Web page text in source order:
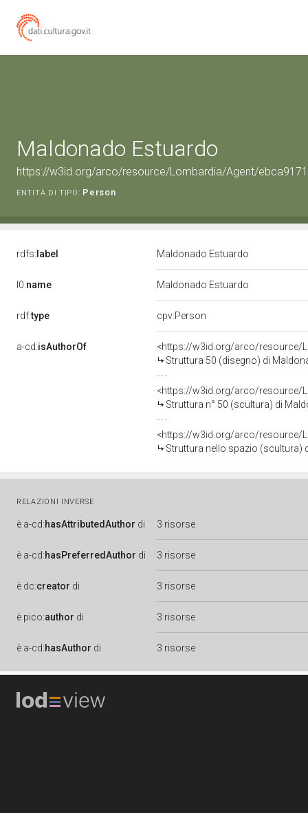
Maldonado Estuardo
https://w3id.org/arco/resource/Lombardia/Agent/
ENTITÀ DI TIPO: Person
rdfs: label Maldonado Estuardo
l0:name Maldonado Estuardo
rdf:type cpv:Person
a-cd:isAuthorOf
<https://w3id.org/arco/resource/
Struttura 50 (disegno) di
<https://w3id.org/arco/resource/
Struttura n° 50 (scultura) di
<https://w3id.org/arco/resource/
Struttura nello spazio (scultura)
RELAZIONI INVERSE
è a-cd:hasAttributedAuthor di 3 risorse
è a-cd:hasPreferredAuthor di 3 risorse
è dc:creator di 3 risorse
è pico:author di 3 risorse
è a-cd:hasAuthor di 3 risorse